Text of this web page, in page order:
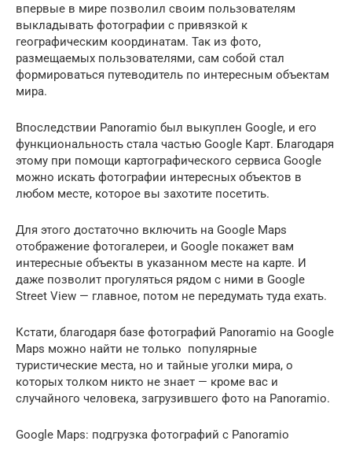
впервые в мире позволил своим пользователям
выкладывать фотографии с привязкой к
географическим координатам. Так из фото,
размещаемых пользователями, сам собой стал
формироваться путеводитель по интересным объектам
мира.
Впоследствии Panoramio был выкуплен Google, и его
функциональность стала частью Google Карт. Благодаря
этому при помощи картографического сервиса Google
можно искать фотографии интересных объектов в
любом месте, которое вы захотите посетить.
Для этого достаточно включить на Google Maps
отображение фотогалереи, и Google покажет вам
интересные объекты в указанном месте на карте. И
даже позволит прогуляться рядом с ними в Google
Street View — главное, потом не передумать туда ехать.
Кстати, благодаря базе фотографий Panoramio на Google
Maps можно найти не только популярные
туристические места, но и тайные уголки мира, о
которых толком никто не знает — кроме вас и
случайного человека, загрузившего фото на Panoramio.
Google Maps: подгрузка фотографий с Panoramio